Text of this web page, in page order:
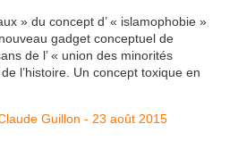
» du concept d’ « islamophobie »
gadget conceptuel de
de l’ « union des minorités
l’histoire. Un concept toxique en
Guillon - 23 août 2015